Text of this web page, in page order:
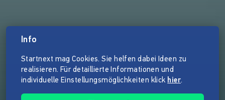
Info
Startnext mag Cookies. Sie helfen dabei Ideen zu
realisieren. Für detaillierte Informationen und
individuelle Einstellungsmöglichkeiten klick hier.